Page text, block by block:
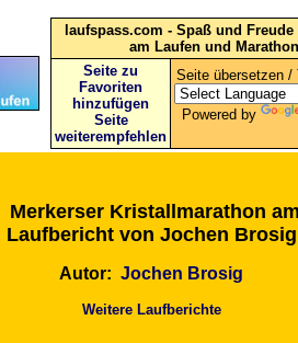
laufspass.com - Spaß und
am Laufen und Marathon
Seite zu
Favoriten
hinzufügen
Seite
weiterempfehlen
Seite übersetzen /
Powered by
Merkerser Kristallmarathon
Laufbericht von Jochen Brosig
Autor: Jochen Brosig
Weitere Laufberichte